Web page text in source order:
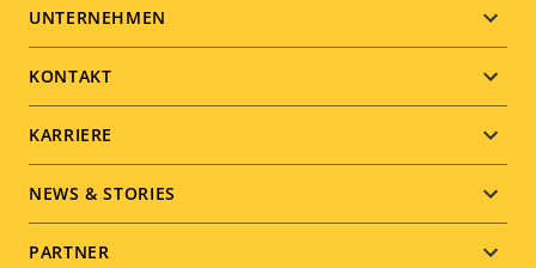
Footer
menu
UNTERNEHMEN
KONTAKT
KARRIERE
NEWS & STORIES
PARTNER